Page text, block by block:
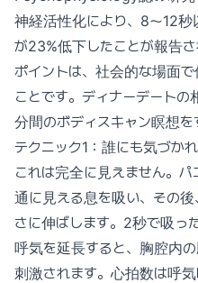
神経活性化により、8〜12秒
が23%低下したことが報告さ
ポイントは、社会的な場面
ことです。ディナーデート
分間のボディスキャン瞑想を
テクニック1：誰にも気づかれ
これは完全に見えません。
通に見える息を吸い、その
さに伸ばします。2秒で吸っ
呼気を延長すると、胸腔内
刺激されます。心拍数は呼